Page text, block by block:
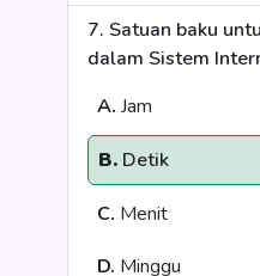
7. Satuan baku
dalam Sistem
A. Jam
B. Detik
C. Menit
D. Minggu